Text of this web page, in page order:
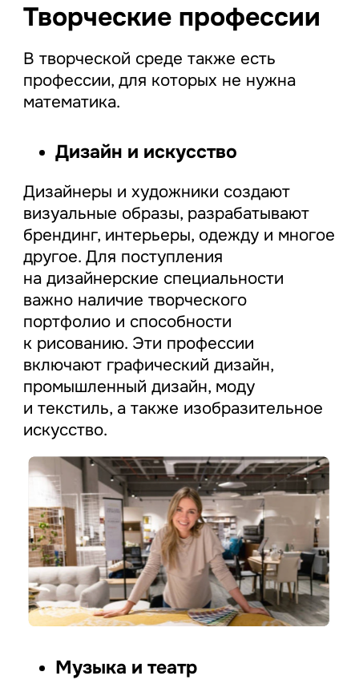
Творческие профессии
В творческой среде также есть
профессии, для которых не нужна
математика.
Дизайн и искусство
Дизайнеры и художники создают
визуальные образы, разрабатывают
брендинг, интерьеры, одежду и многое
другое. Для поступления
на дизайнерские специальности
важно наличие творческого
портфолио и способности
к рисованию. Эти профессии
включают графический дизайн,
промышленный дизайн, моду
и текстиль, а также изобразительное
искусство.
Музыка и театр